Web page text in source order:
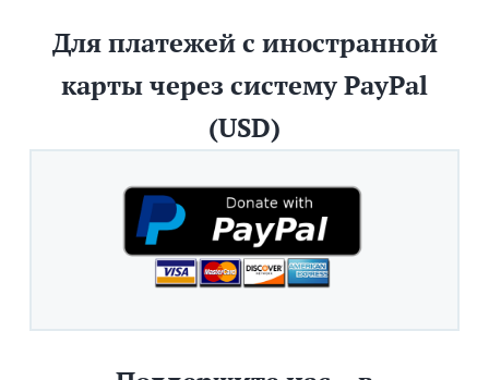
Для платежей с иностранной
карты через систему PayPal
(USD)